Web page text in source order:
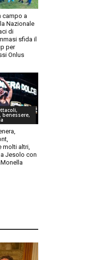
campo a
Nazionale
di
sfida il
per
Onlus
benessere,
molti altri,
Jesolo con